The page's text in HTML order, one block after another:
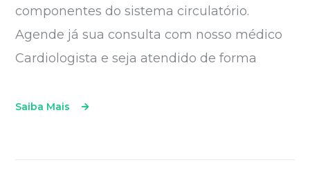
componentes do sistema circulatório.
Agende já sua consulta com nosso médico
Cardiologista e seja atendido de forma
Saiba Mais